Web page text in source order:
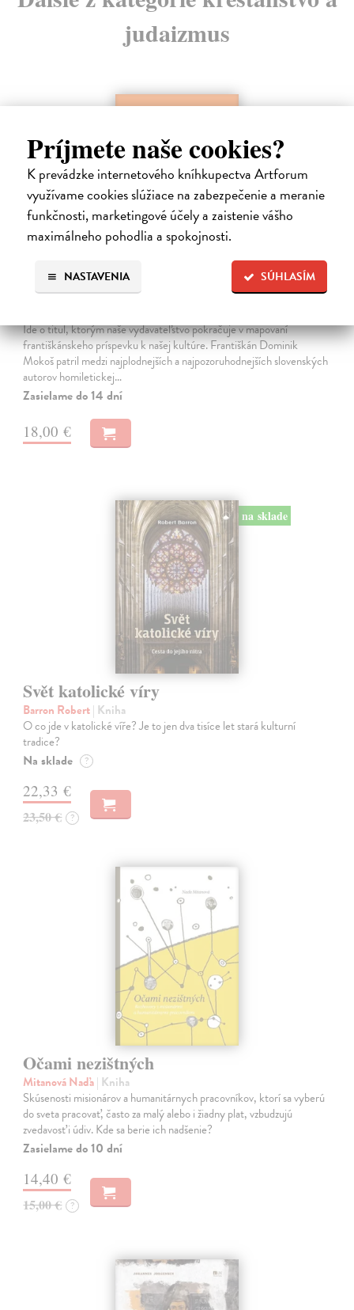
Príjmete naše cookies?
K prevádzke internetového kníhkupectva Artforum
využívame cookies slúžiace na zabezpečenie a meranie
funkčnosti, marketingové účely a zaistenie vášho
maximálneho pohodlia a spokojnosti.
SÚHLASÍM
NASTAVENIA
judaizmus
Dominik Mokoš OFM (1718-1776) a jeho
kazateľská tvorba
Ide o titul, ktorým naše vydavateľstvo pokračuje v mapovaní
františkánskeho príspevku k našej kultúre. Františkán Dominik
Mokoš patril medzi najplodnejších a najpozoruhodnejších slovenských
autorov homiletickej…
Zasielame do 14 dní
18,00 €
na sklade
Svět katolické víry
Barron Robert| Kniha
O co jde v katolické víře? Je to jen dva tisíce let stará kulturní
tradice?
Na sklade ?
22,33 €
23,50 € ?
Očami nezištných
Mitanová Naďa| Kniha
Skúsenosti misionárov a humanitárnych pracovníkov, ktorí sa vyberú
do sveta pracovať, často za malý alebo i žiadny plat, vzbudzujú
zvedavosť i údiv. Kde sa berie ich nadšenie?
Zasielame do 10 dní
14,40 €
15,00 € ?